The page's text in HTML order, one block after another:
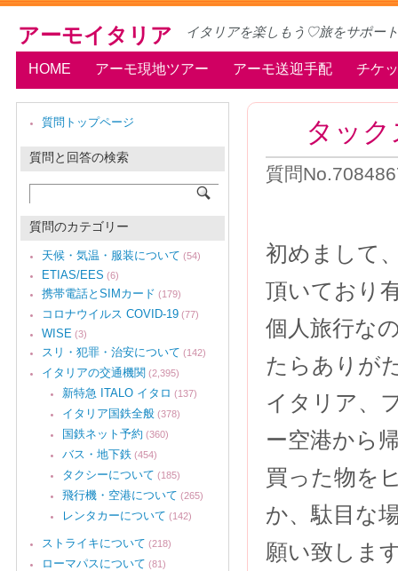
アーモイタリア イタリアを楽しもう♡旅をサポート
HOME アーモ現地ツアー アーモ送迎手配 チケ
タッ
質問
初めまして
頂いており
個人旅行な
たらありが
イタリア、
ー空港から
買った物を
か、駄目な
願い致しま
質問トップページ
質問と回答の検索
質問のカテゴリー
天候・気温・服装について (54)
ETIAS/EES (6)
携帯電話とSIMカード (179)
コロナウイルス COVID-19 (77)
WISE (3)
スリ・犯罪・治安について (142)
イタリアの交通機関 (2,395)
新特急 ITALO イタロ (137)
イタリア国鉄全般 (378)
国鉄ネット予約 (360)
バス・地下鉄 (454)
タクシーについて (185)
飛行機・空港について (265)
レンタカーについて (142)
ストライキについて (218)
ローマパスについて (81)